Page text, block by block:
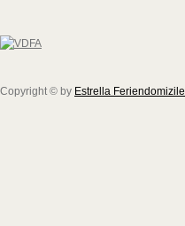
Copyright © by Estrella Feriendomizile